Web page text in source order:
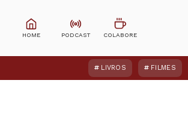
LIVROS FILMES